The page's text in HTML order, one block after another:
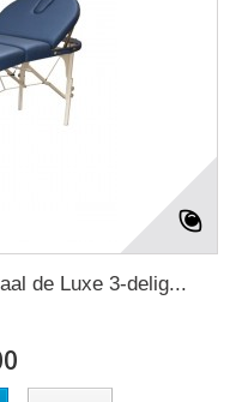
de Luxe 3-delig...